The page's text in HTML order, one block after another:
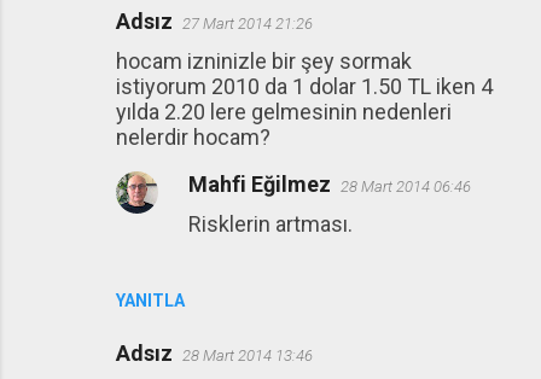
Adsız 27 Mart 2014 21:26
hocam izninizle bir şey sormak
istiyorum 2010 da 1 dolar 1.50 TL iken 4
yılda 2.20 lere gelmesinin nedenleri
nelerdir hocam?
YANITLA
Mahfi Eğilmez 28 Mart 2014 06:46
Risklerin artması.
Adsız 28 Mart 2014 13:46